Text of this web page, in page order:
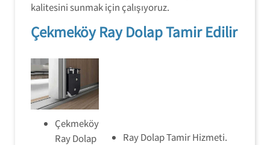
kalitesini sunmak için çalışıyoruz.
Çekmeköy Ray Dolap Tamir Edilir
Çekmeköy
Ray Dolap
Ray Dolap Tamir Hizmeti.